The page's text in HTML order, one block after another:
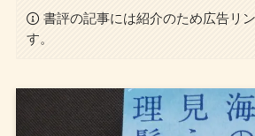
書評の記事には紹介のため広告リ
す。